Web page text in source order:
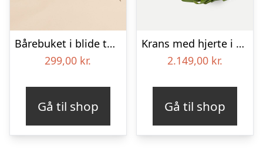
Bårebuket i blide toner
299,00 kr.
Gå til shop
Krans med hjerte i klassisk stil – rød og hvid
2.149,00 kr.
Gå til shop